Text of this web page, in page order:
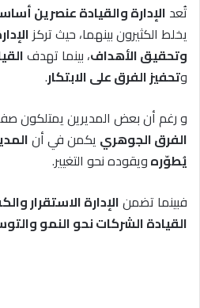
تُعد الإدارة والقيادة عنصرين
يخلط الكثيرون بينهما، حيث تركز
وتحقيق الأهداف، بينما تهدف
وتحفيز الفرق على الابتكار.
و رغم أن بعض المديرين يمتلكون
الفرق الجوهري يكمن في أن
يُطوّرهويقوده نحو التغيير.
فبينما تضمنالإدارة الاستقرار
القيادة الشركات نحو النمو